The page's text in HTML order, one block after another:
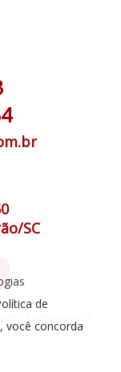
SC
de
você concorda